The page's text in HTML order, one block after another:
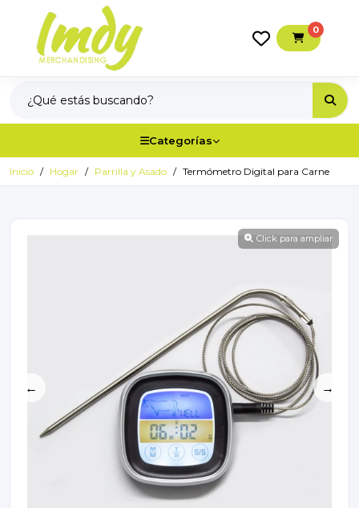
0
Categorías
Inicio Hogar Parrilla y Asado Termómetro Digital para Carne
Click para ampliar
← →